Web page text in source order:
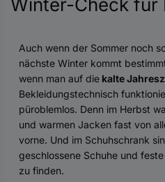
Winter-Check für
Auch wenn der Sommer noch
nächste Winter kommt
wenn man auf die kalte
Bekleidungstechnisch
püroblemlos. Denn im Herbst
und warmen Jacken fast von
vorne. Und im Schuhschrank
geschlossene Schuhe und
zu finden.